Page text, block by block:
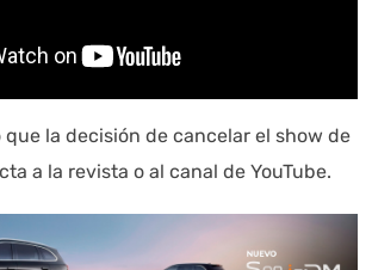
que la decisión de cancelar el show de
a la revista o al canal de YouTube.